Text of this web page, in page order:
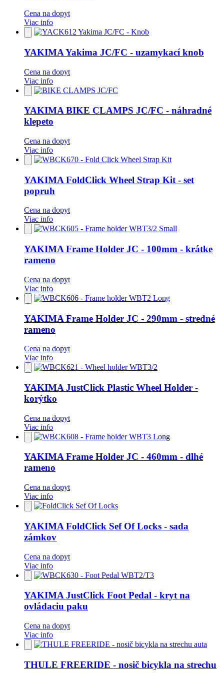
Cena na dopyt
Viac info
Pridať
do
YAKIMA Yakima JC/FC - uzamykací knob
Cena na dopyt
Viac info
Pridať
do
YAKIMA BIKE CLAMPS JC/FC - náhradné
klepeto
Cena na dopyt
Viac info
Pridať
do
YAKIMA FoldClick Wheel Strap Kit - set
popruh
Cena na dopyt
Viac info
Pridať
do
YAKIMA Frame Holder JC - 100mm - krátke
rameno
Cena na dopyt
Viac info
Pridať
do
YAKIMA Frame Holder JC - 290mm - stredné
rameno
Cena na dopyt
Viac info
Pridať
do
YAKIMA JustClick Plastic Wheel Holder -
korýtko
Cena na dopyt
Viac info
Pridať
do
YAKIMA Frame Holder JC - 460mm - dlhé
rameno
Cena na dopyt
Viac info
Pridať
do
YAKIMA FoldClick Sef Of Locks - sada
zámkov
Cena na dopyt
Viac info
Pridať
do
YAKIMA JustClick Foot Pedal - kryt na
ovládaciu paku
Cena na dopyt
Viac info
Pridať
do
THULE FREERIDE - nosič bicykla na strechu